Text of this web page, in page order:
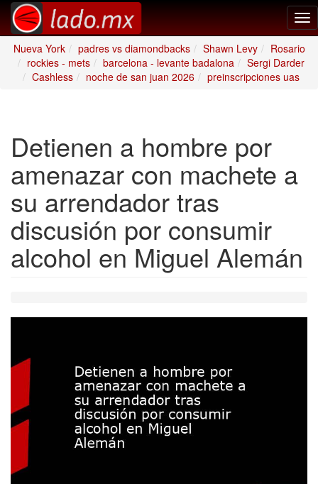
Nueva York
padres vs diamondbacks Shawn Levy
Rosario
rockies - mets
barcelona - levante badalona
Sergi Darder
Cashless
noche de san juan 2026 preinscripciones uas
Detienen a hombre por
amenazar con machete a
su arrendador tras
discusión por consumir
alcohol en Miguel Alemán